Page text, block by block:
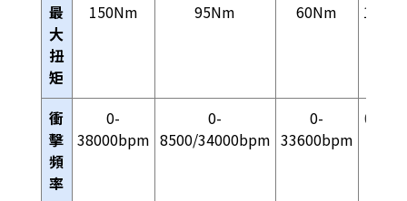
最
大
扭
矩
150Nm 95Nm 60Nm
衝
擊
頻
率
0-
38000bpm
0-
8500/34000bpm
0-
33600bpm
0-